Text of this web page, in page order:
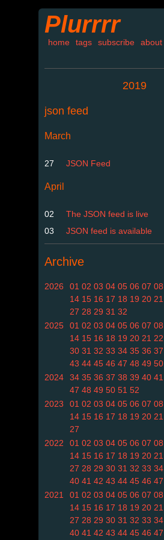
Plurrrr
home tags subscribe about
2019
json feed
March
27 JSON Feed
April
02
The JSON feed is live
03
JSON feed is available
Archive
2026 01 02 03 04 05 06 07 08
14 15 16 17 18 19 20 21
27 28 29 31 32
2025
01 02 03 04 05 06 07 08
14 15 16 18 19 20 21 22
30 31 32 33 34 35 36 37
43 44 45 46 47 48 49 50
2024
34 35 36 37 38 39 40 41
47 48 49 50 51 52
2023
01 02 03 04 05 06 07 08
14 15 16 17 18 19 20 21
27
2022
01 02 03 04 05 06 07 08
14 15 16 17 18 19 20 21
27 28 29 30 31 32 33 34
40 41 42 43 44 45 46 47
2021
01 02 03 04 05 06 07 08
14 15 16 17 18 19 20 21
27 28 29 30 31 32 33 34
40 41 42 43 44 45 46 47